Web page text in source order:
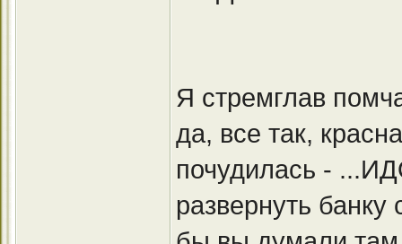
Я стремглав
да, все так,
почудилась -
развернуть